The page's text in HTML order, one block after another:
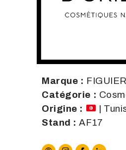
Marque :
Catégorie :
Origine :
|
Stand :AF17